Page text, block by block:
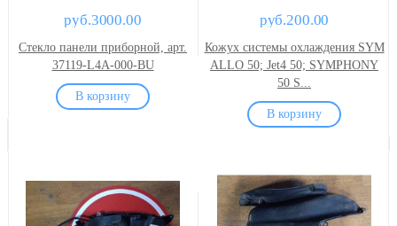
руб.3000.00
Стекло панели приборной, арт.
37119-L4A-000-BU
руб.200.00
Кожух системы охлаждения SYM
ALLO 50; Jet4 50; SYMPHONY
50 S...